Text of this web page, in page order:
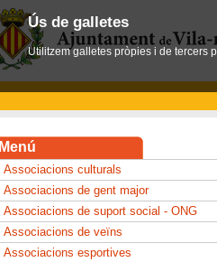
Menú
Associacions culturals
Associacions de gent major
Associacions de suport social - ONG
Associacions de veïns
Associacions esportives
Ús de galletes
Utilitzem galletes pròpies i de tercers